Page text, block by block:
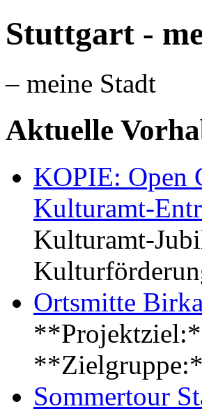
Stuttgart -
– meine Stadt
Aktuelle
KOPIE: Open
Kulturamt-
Kulturamt-
Ortsmitte
Sommertour